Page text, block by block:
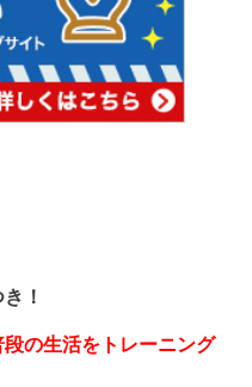
！
段の生活をトレーニング